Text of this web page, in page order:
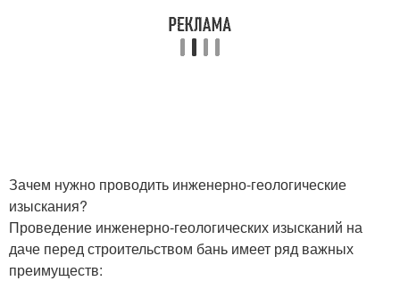
Зачем нужно проводить инженерно-геологические
изыскания?
Проведение инженерно-геологических изысканий на
даче перед строительством бань имеет ряд важных
преимуществ: